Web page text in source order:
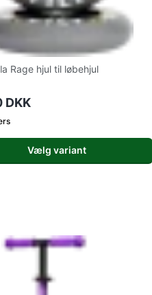
Rage hjul til løbehjul
DKK
Vælg variant